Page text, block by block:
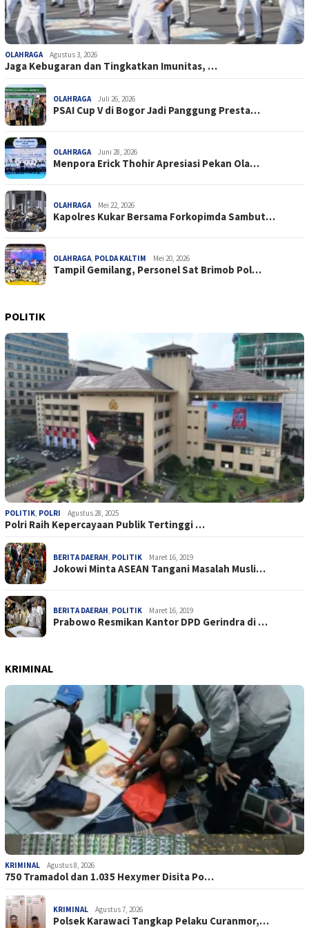
OLAHRAGA Agustus 3, 2026
Jaga Kebugaran dan Tingkatkan Imunitas, …
OLAHRAGA Juli 26, 2026
PSAI Cup V di Bogor Jadi Panggung Presta…
OLAHRAGA Juni 28, 2026
Menpora Erick Thohir Apresiasi Pekan Ola…
OLAHRAGA Mei 22, 2026
Kapolres Kukar Bersama Forkopimda Sambut…
OLAHRAGA, POLDA KALTIM Mei 20, 2026
Tampil Gemilang, Personel Sat Brimob Pol…
POLITIK
POLITIK, POLRI Agustus 28, 2025
Polri Raih Kepercayaan Publik Tertinggi …
BERITA DAERAH, POLITIK Maret 16, 2019
Jokowi Minta ASEAN Tangani Masalah Musli…
BERITA DAERAH, POLITIK Maret 16, 2019
Prabowo Resmikan Kantor DPD Gerindra di …
KRIMINAL
KRIMINAL Agustus 8, 2026
750 Tramadol dan 1.035 Hexymer Disita Po…
KRIMINAL Agustus 7, 2026
Polsek Karawaci Tangkap Pelaku Curanmor,…